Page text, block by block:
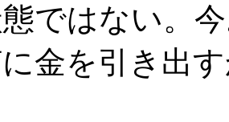
ではない。
金を引き出